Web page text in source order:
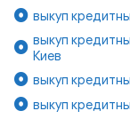
выкуп
выкуп
Киев
выкуп
выкуп